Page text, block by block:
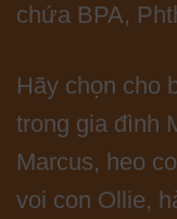
chứa BPA,
Hãy chọn cho
trong gia đình
Marcus, heo
voi con Ollie,